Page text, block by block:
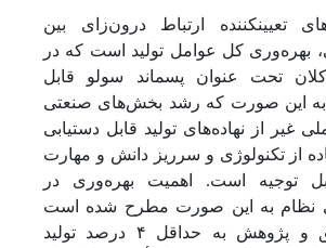
تعیین­کننده ارتباط درون‌زای بین
بهره‌وری کل عوامل تولید است که در
کلان تحت عنوان پسماند سولو قابل
این صورت که رشد بخش‌های صنعتی
غیر از نهاده‌های تولید قابل دستیابی
از تکنولوژی و سرریز دانش و مهارت
توجیه است. اهمیت بهره‌وری در
نظام به این صورت مطرح شده است
که بودجه تحقیق و پژوهش به حداقل ۴ درصد تولید